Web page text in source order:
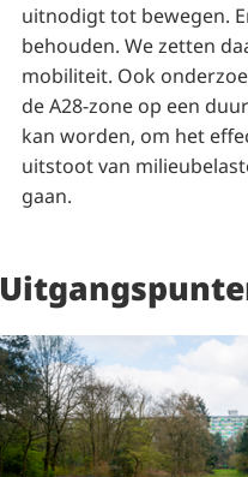
uitnodigt tot bewegen.
behouden. We zetten
mobiliteit. Ook
de A28-zone op een
kan worden, om het
uitstoot van
gaan.